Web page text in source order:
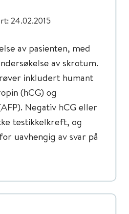
24.02.2015
av pasienten, med
av skrotum.
inkludert humant
(hCG) og
Negativ hCG eller
testikkelkreft, og
uavhengig av svar på